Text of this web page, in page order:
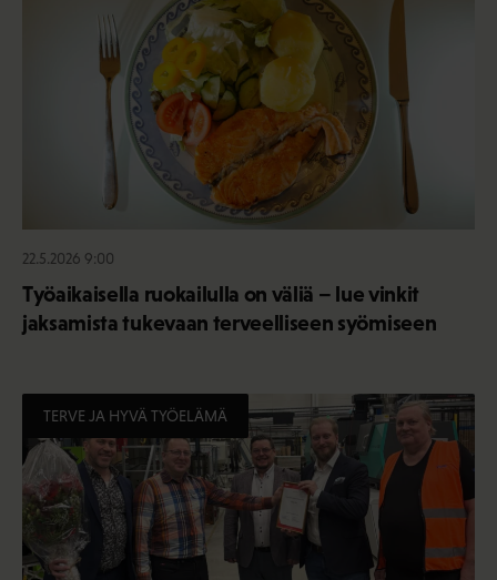
22.5.2026 9:00
Työaikaisella ruokailulla on väliä – lue vinkit
jaksamista tukevaan terveelliseen syömiseen
TERVE JA HYVÄ TYÖELÄMÄ